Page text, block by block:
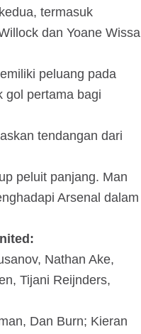
termasuk
dan Yoane Wissa
peluang pada
gol pertama bagi
tendangan dari
peluit panjang. Man
Arsenal dalam
Nathan Ake,
Tijani Reijnders,
Dan Burn; Kieran